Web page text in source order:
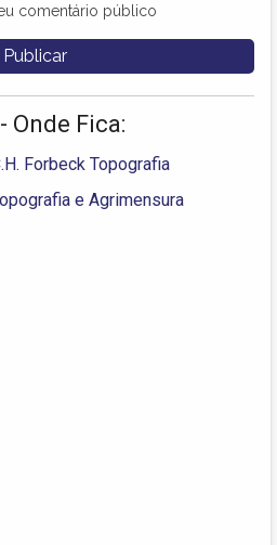
comentário público
Onde Fica:
Forbeck Topografia
e Agrimensura